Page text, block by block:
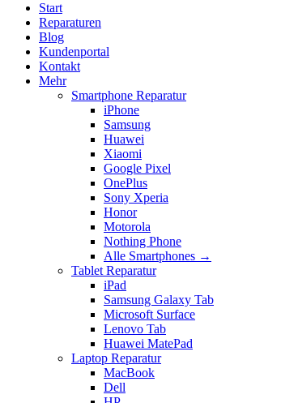
Start
Reparaturen
Blog
Kundenportal
Kontakt
Mehr
Smartphone Reparatur
iPhone
Samsung
Huawei
Xiaomi
Google Pixel
OnePlus
Sony Xperia
Honor
Motorola
Nothing Phone
Alle Smartphones →
Tablet Reparatur
iPad
Samsung Galaxy Tab
Microsoft Surface
Lenovo Tab
Huawei MatePad
Laptop Reparatur
MacBook
Dell